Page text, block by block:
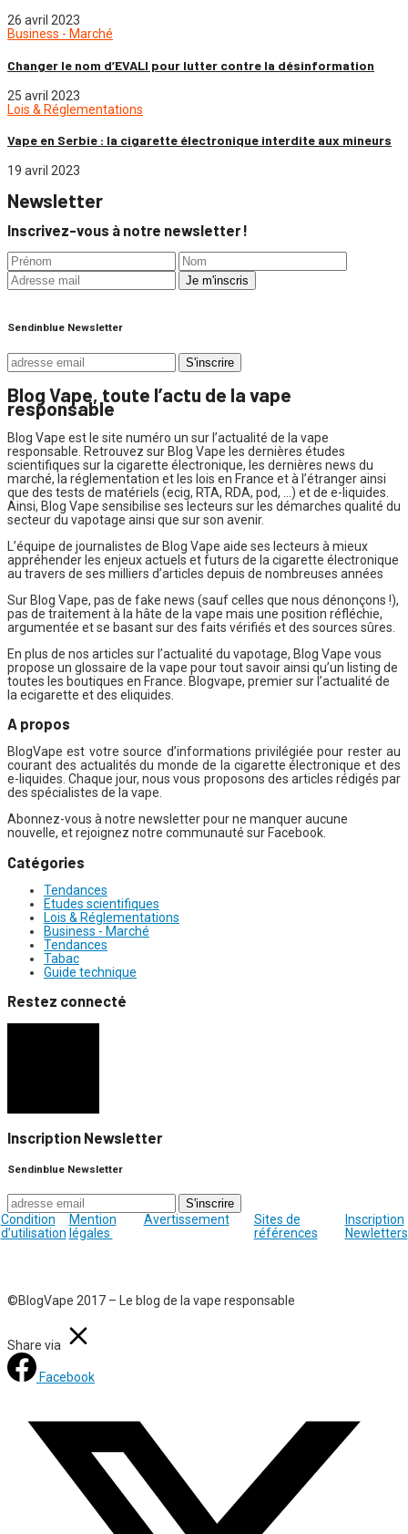
26 avril 2023
Business - Marché
Changer le nom d’EVALI pour lutter contre la désinformation
25 avril 2023
Lois & Réglementations
Vape en Serbie : la cigarette électronique interdite aux mineurs
19 avril 2023
Newsletter
Inscrivez-vous à notre newsletter !
Sendinblue Newsletter
Blog Vape, toute l’actu de la vape
responsable
Blog Vape est le site numéro un sur l’actualité de la vape
responsable. Retrouvez sur Blog Vape les dernières études
scientifiques sur la cigarette électronique, les dernières news du
marché, la réglementation et les lois en France et à l’étranger ainsi
que des tests de matériels (ecig, RTA, RDA, pod, …) et de e-liquides.
Ainsi, Blog Vape sensibilise ses lecteurs sur les démarches qualité du
secteur du vapotage ainsi que sur son avenir.
L’équipe de journalistes de Blog Vape aide ses lecteurs à mieux
appréhender les enjeux actuels et futurs de la cigarette électronique
au travers de ses milliers d’articles depuis de nombreuses années
Sur Blog Vape, pas de fake news (sauf celles que nous dénonçons !),
pas de traitement à la hâte de la vape mais une position réfléchie,
argumentée et se basant sur des faits vérifiés et des sources sûres.
En plus de nos articles sur l’actualité du vapotage, Blog Vape vous
propose un glossaire de la vape pour tout savoir ainsi qu’un listing de
toutes les boutiques en France. Blogvape, premier sur l’actualité de
la ecigarette et des eliquides.
A propos
BlogVape est votre source d’informations privilégiée pour rester au
courant des actualités du monde de la cigarette électronique et des
e-liquides. Chaque jour, nous vous proposons des articles rédigés par
des spécialistes de la vape.
Abonnez-vous à notre newsletter pour ne manquer aucune
nouvelle, et rejoignez notre communauté sur Facebook.
Catégories
Tendances
Etudes scientifiques
Lois & Réglementations
Business - Marché
Tendances
Tabac
Guide technique
Restez connecté
Inscription Newsletter
Sendinblue Newsletter
Condition
d’utilisation
Mention
légales
Avertissement
Sites de
références
Inscription
Newletters
©BlogVape 2017 – Le blog de la vape responsable
Share via
Facebook